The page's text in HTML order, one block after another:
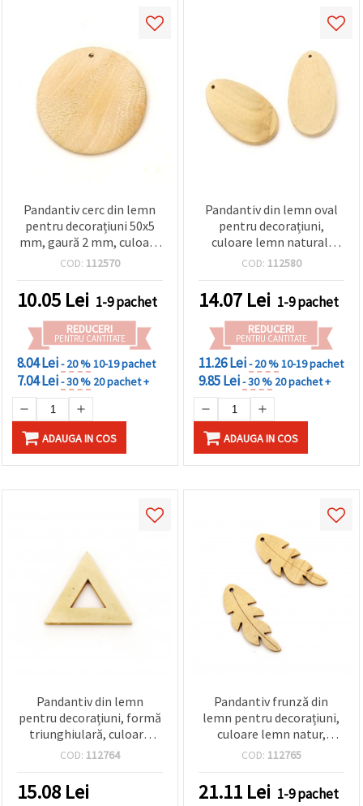
Pandantiv cerc din lemn
pentru decorațiuni 50x5
mm, gaură 2 mm, culoare
lemn natur - 2 bucăți
COD: 112570
10.05 Lei 1-9 pachet
REDUCERI
PENTRU CANTITATE
8.04 Lei- 20 %10-19 pachet
7.04 Lei- 30 % 20 pachet +
ADAUGA IN COS
Pandantiv din lemn oval
pentru decorațiuni,
culoare lemn natural,
57x31x6 mm, orificiu 2
COD: 112580
14.07 Lei 1-9 pachet
REDUCERI
PENTRU CANTITATE
11.26 Lei- 20 %10-19 pachet
9.85 Lei- 30 % 20 pachet +
ADAUGA IN COS
Pandantiv din lemn
pentru decorațiuni, formă
triunghiulară, culoare
lemn natural, 32x37x4
bucăți
COD: 112764
15.08 Lei
Pandantiv frunză din
lemn pentru decorațiuni,
culoare lemn natur,
50x20x4 mm, orificiu 2
COD: 112765
21.11 Lei 1-9 pachet